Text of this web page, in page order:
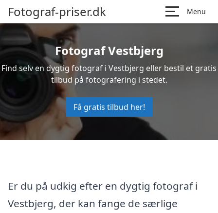
Fotograf-priser.dk Menu
Fotograf Vestbjerg
Find selv en dygtig fotograf i Vestbjerg eller bestil et gratis
tilbud på fotografering i stedet.
Få gratis tilbud her!
Er du på udkig efter en dygtig fotograf i
Vestbjerg, der kan fange de særlige